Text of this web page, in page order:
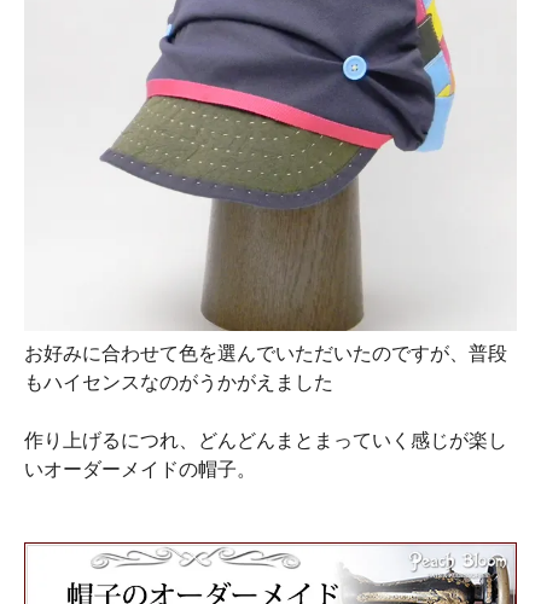
お好みに合わせて色を選んでいただいたのですが、普段
もハイセンスなのがうかがえました
作り上げるにつれ、どんどんまとまっていく感じが楽し
いオーダーメイドの帽子。